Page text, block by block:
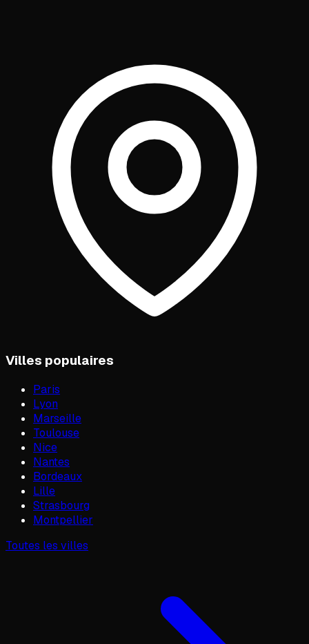
Villes populaires
Paris
Lyon
Marseille
Toulouse
Nice
Nantes
Bordeaux
Lille
Strasbourg
Montpellier
Toutes les villes